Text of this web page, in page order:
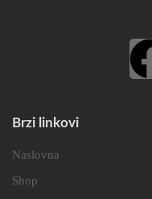
Brzi linkovi
Naslovna
Shop